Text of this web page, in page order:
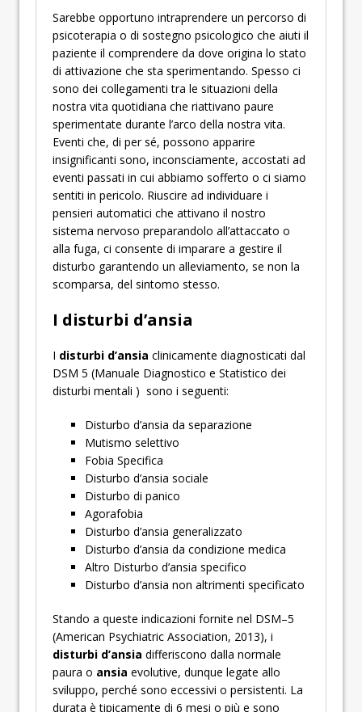
Sarebbe opportuno intraprendere un percorso di
psicoterapia o di sostegno psicologico che aiuti il
paziente il comprendere da dove origina lo stato
di attivazione che sta sperimentando. Spesso ci
sono dei collegamenti tra le situazioni della
nostra vita quotidiana che riattivano paure
sperimentate durante l’arco della nostra vita.
Eventi che, di per sé, possono apparire
insignificanti sono, inconsciamente, accostati ad
eventi passati in cui abbiamo sofferto o ci siamo
sentiti in pericolo. Riuscire ad individuare i
pensieri automatici che attivano il nostro
sistema nervoso preparandolo all’attaccato o
alla fuga, ci consente di imparare a gestire il
disturbo garantendo un alleviamento, se non la
scomparsa, del sintomo stesso.
I disturbi d’ansia
I disturbi d’ansia clinicamente diagnosticati dal
DSM 5 (Manuale Diagnostico e Statistico dei
disturbi mentali ) sono i seguenti:
Disturbo d’ansia da separazione
Mutismo selettivo
Fobia Specifica
Disturbo d’ansia sociale
Disturbo di panico
Agorafobia
Disturbo d’ansia generalizzato
Disturbo d’ansia da condizione medica
Altro Disturbo d’ansia specifico
Disturbo d’ansia non altrimenti specificato
Stando a queste indicazioni fornite nel DSM–5
(American Psychiatric Association, 2013), i
disturbi d’ansia differiscono dalla normale
paura o ansia evolutive, dunque legate allo
sviluppo, perché sono eccessivi o persistenti. La
durata è tipicamente di 6 mesi o più e sono